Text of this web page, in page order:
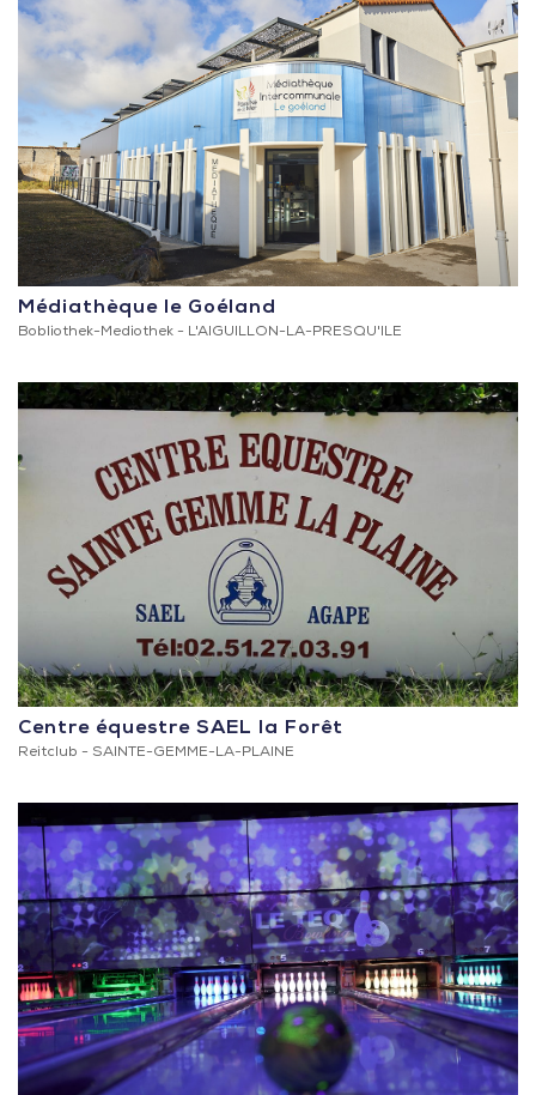
Médiathèque le Goéland
Bobliothek-Mediothek - L'AIGUILLON-LA-PRESQU'ILE
Centre équestre SAEL la Forêt
Reitclub - SAINTE-GEMME-LA-PLAINE